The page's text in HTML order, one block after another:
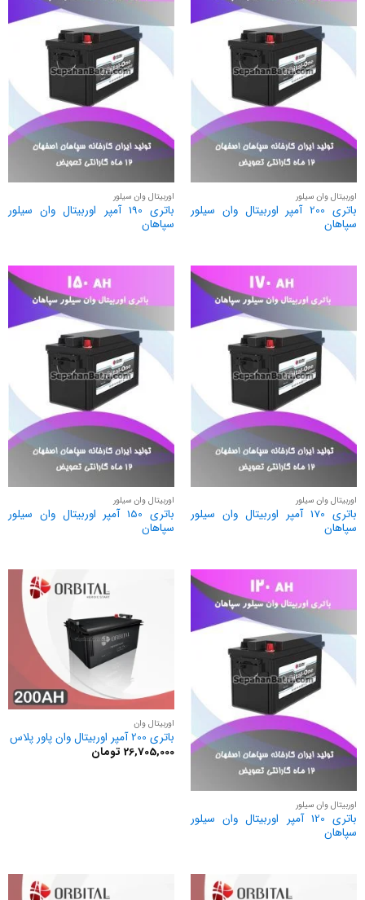
اوربیتال وان سیلور
باتری 200 آمپر اوربیتال وان سیلور
سپاهان
اوربیتال وان سیلور
باتری 190 آمپر اوربیتال وان سیلور
سپاهان
اوربیتال وان سیلور
باتری 170 آمپر اوربیتال وان سیلور
سپاهان
اوربیتال وان سیلور
باتری 150 آمپر اوربیتال وان سیلور
سپاهان
اوربیتال وان سیلور
باتری 120 آمپر اوربیتال وان سیلور
سپاهان
اوربیتال وان
باتری 200 آمپر اوربیتال وان پاور پلاس
26,705,000 تومان